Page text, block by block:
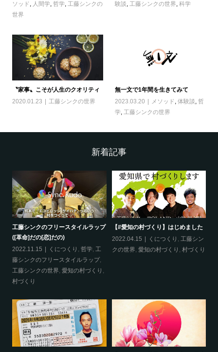
ソッド , 人間学, 哲学, 工藤シンクの
世界
験談,工藤シンクの世界,科学
〝家事〟こそが人生のクオリティ
2020.01.23
工藤シンクの世界
無一文で1年間を生きてみて
2023.03.20
メソッド ,体験談 ,哲
学 工藤シンクの世界
新着記事
工藤シンクのフリースタイルラップ
([革命]だの[恋]だの)
2022.11.15
くにつくり , 哲学, 工
藤シンクのフリースタイルラップ,
工藤シンクの世界, 愛知の村づくり ,
村づくり
【#愛知の村づくり】はじめました
2022.04.15
くにつくり , 工藤シン
クの世界, 愛知の村づくり , 村づくり